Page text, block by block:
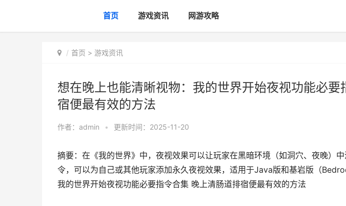
首页 游戏资讯 网游攻略
首页 > 游戏资讯
想在晚上也能清晰视物：我的世界开始夜视功能必要
宿便最有效的方法
作者： admin • 更新时间：2025-11-20
摘要：在《我的世界》中，夜视效果可以让玩家在黑暗环境（如洞穴、夜晚）
令，可以为自己或其他玩家添加永久夜视效果，适用于Java版和基岩版（
我的世界开始夜视功能必要指令合集 晚上清肠道排宿便最有效的方法